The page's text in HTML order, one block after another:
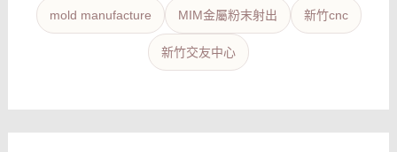
mold manufacture MIM金屬粉末射出 新竹cnc
新竹交友中心